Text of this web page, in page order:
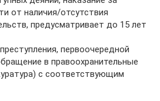
от наличия/отсутствия
предусматривает до 15 лет
первоочередной
в правоохранительные
с соответствующим